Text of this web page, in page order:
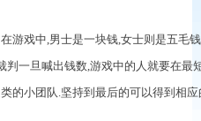
戏中,男士是一块钱,女士则是五毛钱
判一旦喊出钱数,游戏中的人就要在
的小团队.坚持到最后的可以得到相